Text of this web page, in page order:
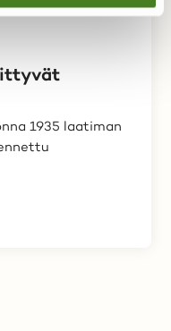
1935 laatiman